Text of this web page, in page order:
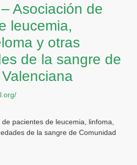
Asociación de
leucemia,
y otras
de la sangre de
pacientes de leucemia, linfoma,
de la sangre de Comunidad